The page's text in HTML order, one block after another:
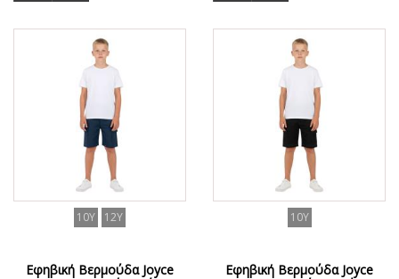
10Y 12Y
Εφηβική Βερμούδα Joyce
10Y
Εφηβική Βερμούδα Joyce